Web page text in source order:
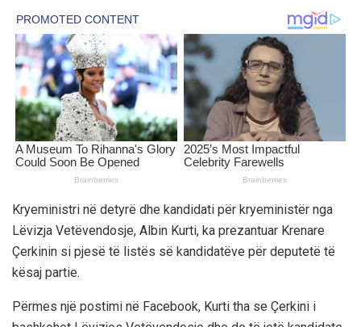
Kryeministri në detyrë dhe kandidati për kryeministër nga
Lëvizja Vetëvendosje, Albin Kurti, ka prezantuar Krenare
Çerkinin si pjesë të listës së kandidatëve për deputetë të
kësaj partie.
Përmes një postimi në Facebook, Kurti tha se Çerkini i